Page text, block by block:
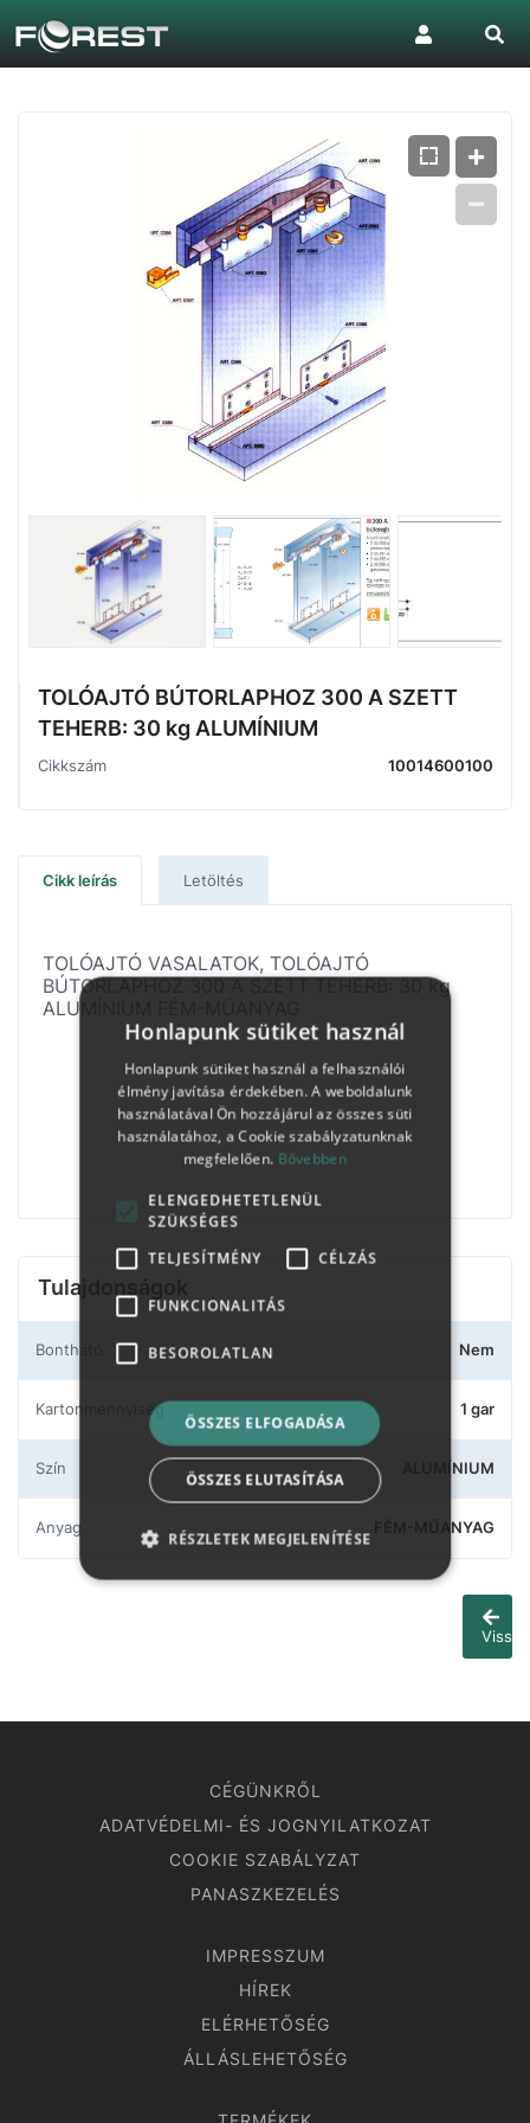
TOLÓAJTÓ BÚTORLAPHOZ 300 A SZETT
TEHERB: 30 kg ALUMÍNIUM
Cikkszám 10014600100
Cikk leírás Letöltés
TOLÓAJTÓ VASALATOK, TOLÓAJTÓ
BÚTORLAPHOZ 300 A SZETT TEHERB: 30 kg
ALUMÍNIUM FÉM-MŰANYAG
Tulajdonságok
Bontható Nem
Kartonmennyiség 1 gar
Szín ALUMÍNIUM
Anyag FÉM-MŰANYAG
Vissza
CÉGÜNKRŐL
ADATVÉDELMI- ÉS JOGNYILATKOZAT
COOKIE SZABÁLYZAT
PANASZKEZELÉS
IMPRESSZUM
HÍREK
ELÉRHETŐSÉG
ÁLLÁSLEHETŐSÉG
Honlapunk sütiket használ
Honlapunk sütiket használ a felhasználói
élmény javítása érdekében. A weboldalunk
használatával Ön hozzájárul az összes süti
használatához, a Cookie szabályzatunknak
megfelelően. Bővebben
ELENGEDHETETLENÜL
SZÜKSÉGES
TELJESÍTMÉNY
CÉLZÁS
FUNKCIONALITÁS
BESOROLATLAN
ÖSSZES ELFOGADÁSA
ÖSSZES ELUTASÍTÁSA
RÉSZLETEK MEGJELENÍTÉSE